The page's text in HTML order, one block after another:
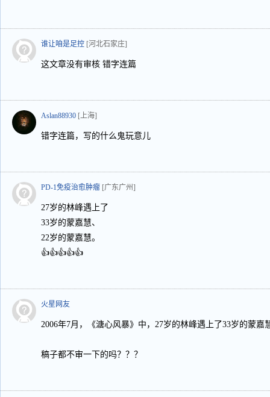
谁让咱是足控 [河北石家庄]
这文章没有审核 错字连篇
Aslan88930 [上海]
错字连篇，写的什么鬼玩意儿
PD-1免疫治愈肿瘤 [广东广州]
27岁的林峰遇上了
33岁的蒙嘉慧、
22岁的蒙嘉慧。
👍👍👍👍👍
火星网友
2006年7月，《溏心风暴》中，27岁的林峰遇上了33岁的蒙嘉
稿子都不审一下的吗？？？